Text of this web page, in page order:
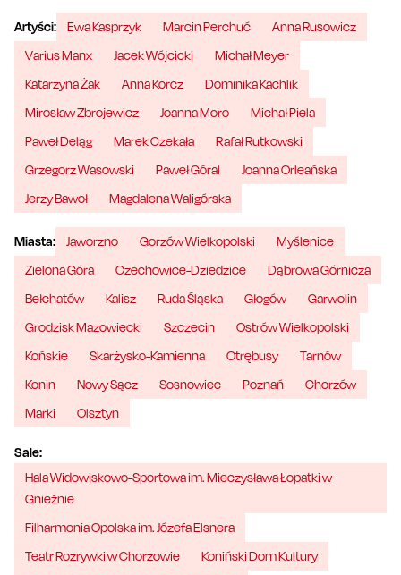
Artyści: Ewa Kasprzyk Marcin Perchuć
Anna Rusowicz
Varius Manx
Jacek Wójcicki
Michał Meyer
Katarzyna Żak
Anna Korcz
Dominika Kachlik
Mirosław Zbrojewicz
Joanna Moro
Michał Piela
Paweł Deląg
Marek Czekała
Rafał Rutkowski
Grzegorz Wasowski
Paweł Góral
Joanna Orleańska
Jerzy Bawoł
Magdalena Waligórska
Miasta: Jaworzno Gorzów Wielkopolski
Myślenice
Zielona Góra
Czechowice-Dziedzice
Dąbrowa Górnicza
Bełchatów
Kalisz Ruda Śląska Głogów
Garwolin
Grodzisk Mazowiecki
Szczecin
Ostrów Wielkopolski
Końskie
Skarżysko-Kamienna Otrębusy
Tarnów
Konin
Nowy Sącz Sosnowiec Poznań
Chorzów
Marki
Olsztyn
Sale:
Hala Widowiskowo-Sportowa im. Mieczysława Łopatki w
Gnieźnie
Filharmonia Opolska im. Józefa Elsnera
Teatr Rozrywki w Chorzowie
Koniński Dom Kultury